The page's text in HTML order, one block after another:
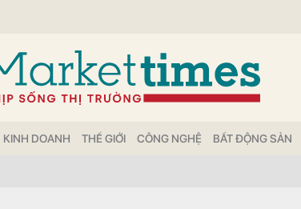
KINH DOANH THẾ GIỚI CÔNG NGHỆ BẤT ĐỘNG SẢN